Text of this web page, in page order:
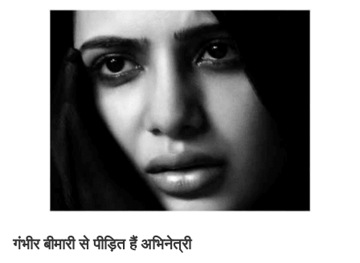
गंभीर बीमारी से पीड़ित हैं अभिनेत्री